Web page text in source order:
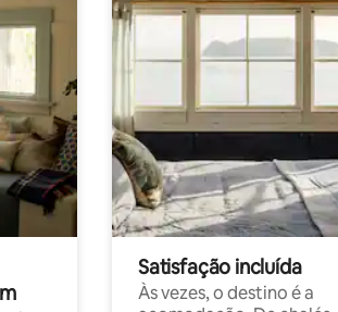
Satisfação incluída
Às vezes, o destino é a